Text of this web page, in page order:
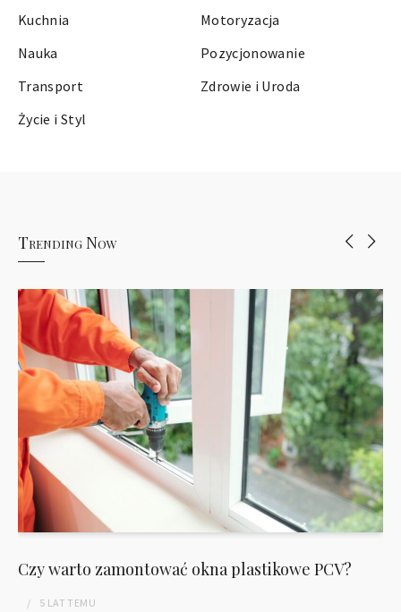
Kuchnia
Motoryzacja
Nauka
Pozycjonowanie
Transport
Zdrowie i Uroda
Życie i Styl
Trending Now
Czy warto zamontować okna plastikowe PCV?
5 LAT TEMU